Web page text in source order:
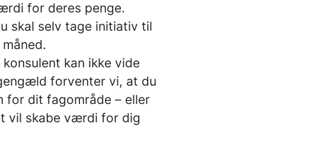
for deres penge.
skal selv tage initiativ til
konsulent kan ikke vide
forventer vi, at du
for dit fagområde – eller
vil skabe værdi for dig